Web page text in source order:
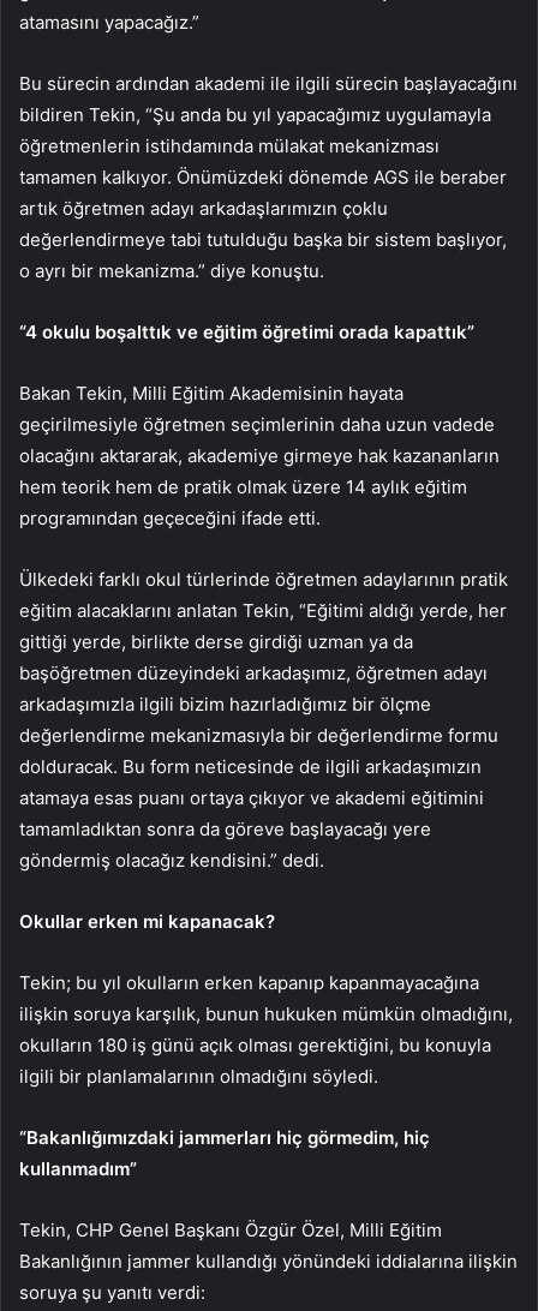
atamasını yapacağız.”
Bu sürecin ardından akademi ile ilgili sürecin başlayacağını
bildiren Tekin, “Şu anda bu yıl yapacağımız uygulamayla
öğretmenlerin istihdamında mülakat mekanizması
tamamen kalkıyor. Önümüzdeki dönemde AGS ile beraber
artık öğretmen adayı arkadaşlarımızın çoklu
değerlendirmeye tabi tutulduğu başka bir sistem başlıyor,
o ayrı bir mekanizma.” diye konuştu.
“4 okulu boşalttık ve eğitim öğretimi orada kapattık”
Bakan Tekin, Milli Eğitim Akademisinin hayata
geçirilmesiyle öğretmen seçimlerinin daha uzun vadede
olacağını aktararak, akademiye girmeye hak kazananların
hem teorik hem de pratik olmak üzere 14 aylık eğitim
programından geçeceğini ifade etti.
Ülkedeki farklı okul türlerinde öğretmen adaylarının pratik
eğitim alacaklarını anlatan Tekin, “Eğitimi aldığı yerde, her
gittiği yerde, birlikte derse girdiği uzman ya da
başöğretmen düzeyindeki arkadaşımız, öğretmen adayı
arkadaşımızla ilgili bizim hazırladığımız bir ölçme
değerlendirme mekanizmasıyla bir değerlendirme formu
dolduracak. Bu form neticesinde de ilgili arkadaşımızın
atamaya esas puanı ortaya çıkıyor ve akademi eğitimini
tamamladıktan sonra da göreve başlayacağı yere
göndermiş olacağız kendisini.” dedi.
Okullar erken mi kapanacak?
Tekin; bu yıl okulların erken kapanıp kapanmayacağına
ilişkin soruya karşılık, bunun hukuken mümkün olmadığını,
okulların 180 iş günü açık olması gerektiğini, bu konuyla
ilgili bir planlamalarının olmadığını söyledi.
“Bakanlığımızdaki jammerları hiç görmedim, hiç
kullanmadım”
Tekin, CHP Genel Başkanı Özgür Özel, Milli Eğitim
Bakanlığının jammer kullandığı yönündeki iddialarına ilişkin
soruya şu yanıtı verdi: